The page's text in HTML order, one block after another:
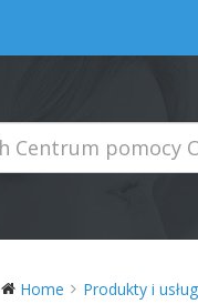
Home Produkty i